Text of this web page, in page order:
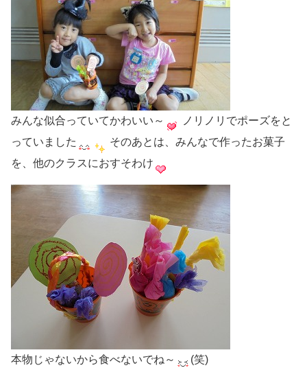
みんな似合っていてかわいい～
ノリノリでポーズをと
っていました
そのあとは、みんなで作ったお菓子
を、他のクラスにおすそわけ
本物じゃないから食べないでね～ (笑)